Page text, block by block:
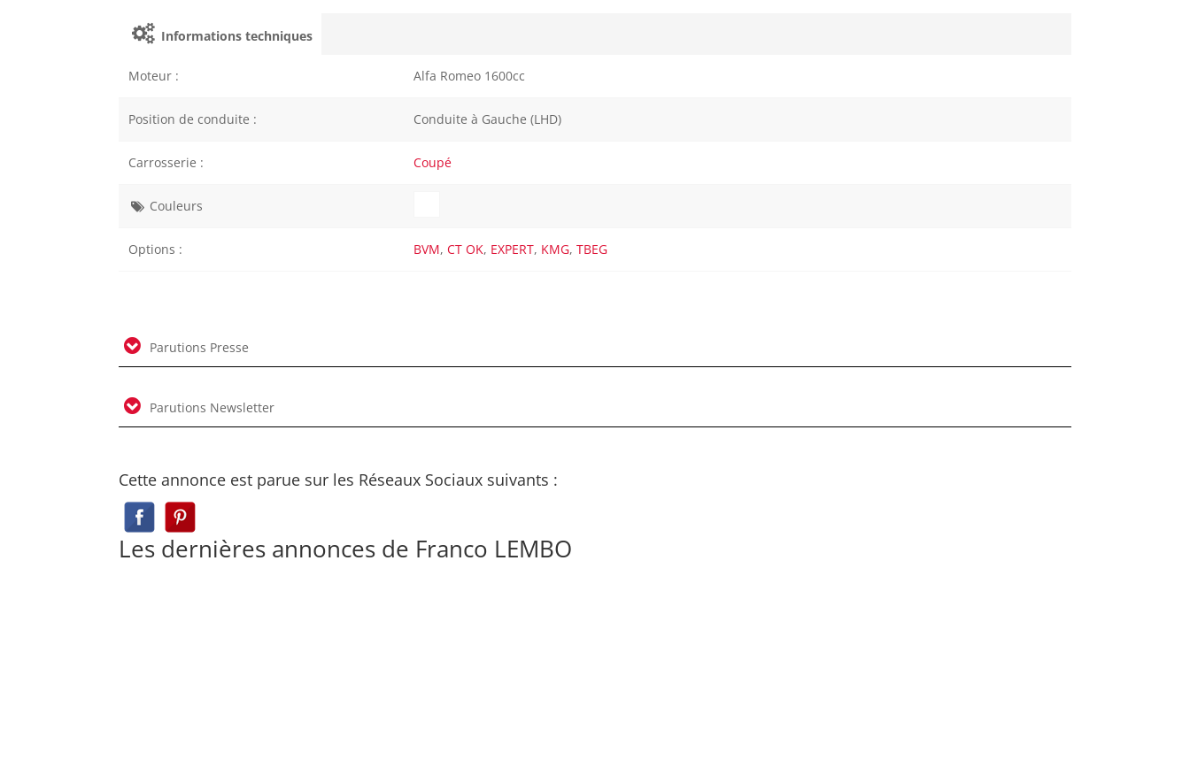
Informations techniques
Moteur : Alfa Romeo 1600cc
Position de conduite : Conduite à Gauche (LHD)
Carrosserie : Coupé
Couleurs
Options : BVM,CT OK, EXPERT, KMG,TBEG
Parutions Presse
Parutions Newsletter
Cette annonce est parue sur les Réseaux Sociaux suivants :
Les dernières annonces de Franco LEMBO